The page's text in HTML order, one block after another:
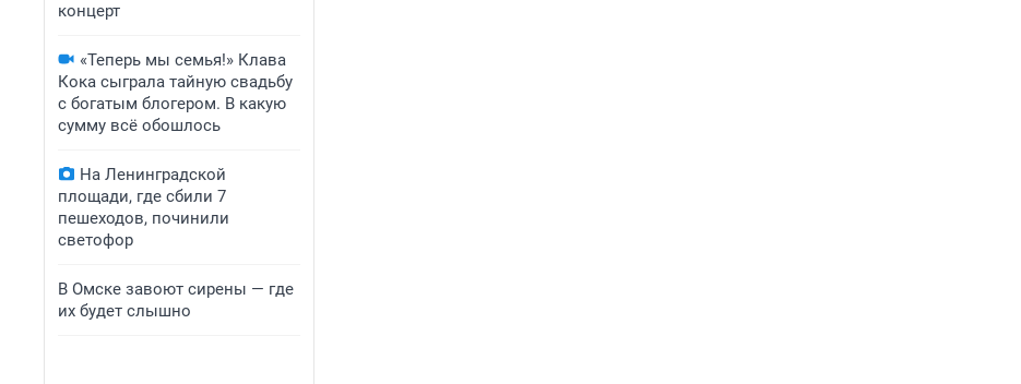
концерт
«Теперь мы семья!» Клава
Кока сыграла тайную свадьбу
с богатым блогером. В какую
сумму всё обошлось
На Ленинградской
площади, где сбили 7
пешеходов, починили
светофор
В Омске завоют сирены — где
их будет слышно